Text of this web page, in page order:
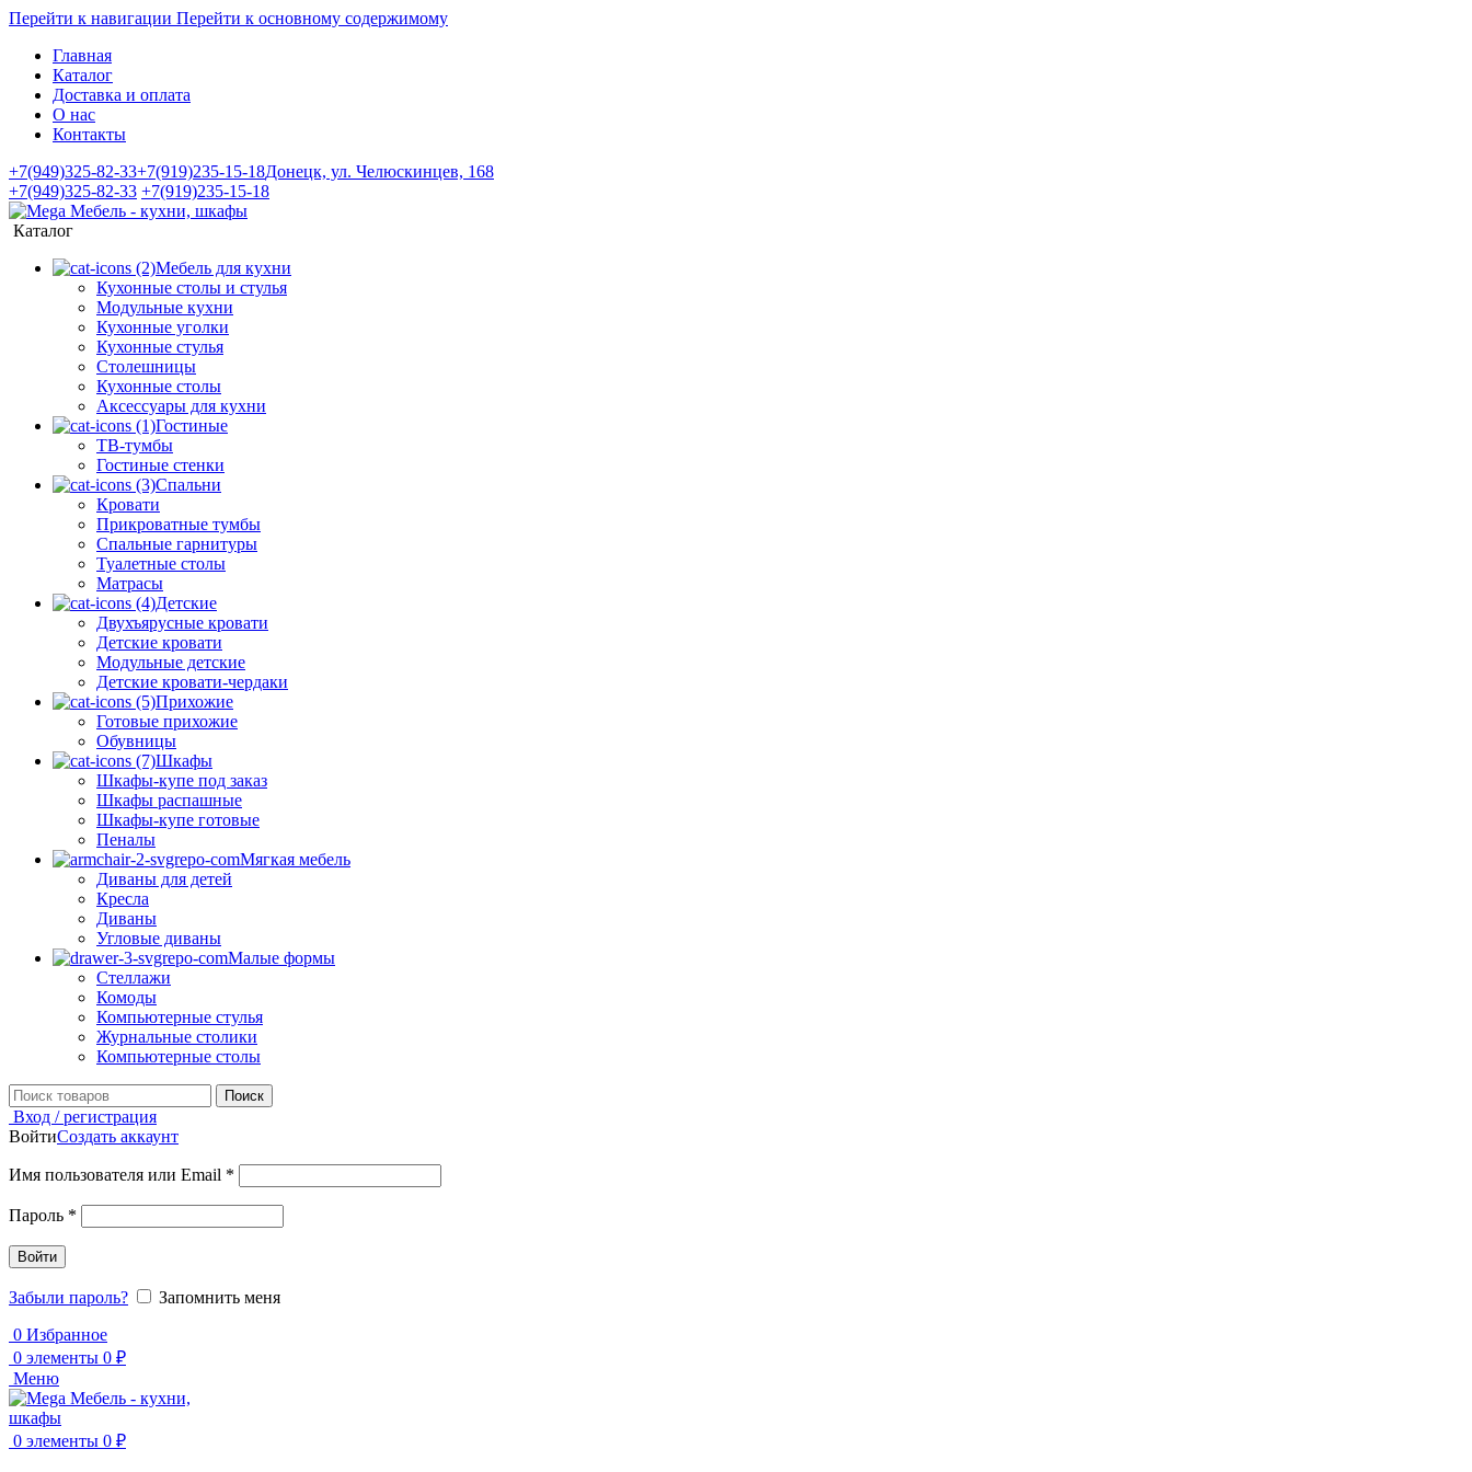
Перейти к навигации Перейти к основному содержимому
Главная
Каталог
Доставка и оплата
О нас
Контакты
+7(949)325-82-33+7(919)235-15-18Донецк, ул. Челюскинцев, 168
+7(949)325-82-33 +7(919)235-15-18
Каталог
Мебель для кухни
Кухонные столы и стулья
Модульные кухни
Кухонные уголки
Кухонные стулья
Столешницы
Кухонные столы
Аксессуары для кухни
Гостиные
ТВ-тумбы
Гостиные стенки
Спальни
Кровати
Прикроватные тумбы
Спальные гарнитуры
Туалетные столы
Матрасы
Детские
Двухъярусные кровати
Детские кровати
Модульные детские
Детские кровати-чердаки
Прихожие
Готовые прихожие
Обувницы
Шкафы
Шкафы-купе под заказ
Шкафы распашные
Шкафы-купе готовые
Пеналы
Мягкая мебель
Диваны для детей
Кресла
Диваны
Угловые диваны
Малые формы
Стеллажи
Комоды
Компьютерные стулья
Журнальные столики
Компьютерные столы
Поиск
Вход / регистрация
ВойтиСоздать аккаунт
Имя пользователя или Email *
Пароль *
Войти
Забыли пароль?
Запомнить меня
0 Избранное
0 элементы 0 ₽
Меню
0 элементы 0 ₽